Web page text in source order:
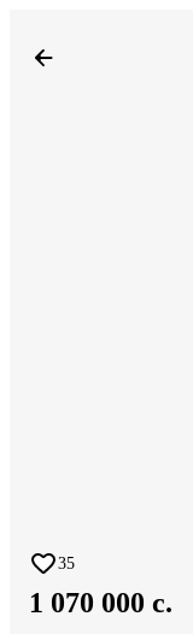
35
1 070 000 c.